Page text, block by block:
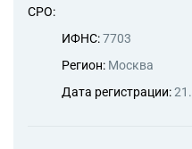
СРО:
ИФНС:7703
Регион: Москва
Дата регистрации: